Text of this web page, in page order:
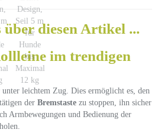
über diesen Artikel ...
im trendigen
leichtem Zug. Dies ermöglicht es, den
der Bremstaste zu stoppen, ihn sicher
Armbewegungen und Bedienung der